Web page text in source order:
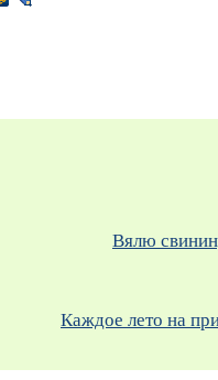
Вялю
Каждое лето на